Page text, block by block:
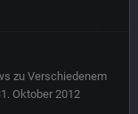
zu Verschiedenem
Oktober 2012